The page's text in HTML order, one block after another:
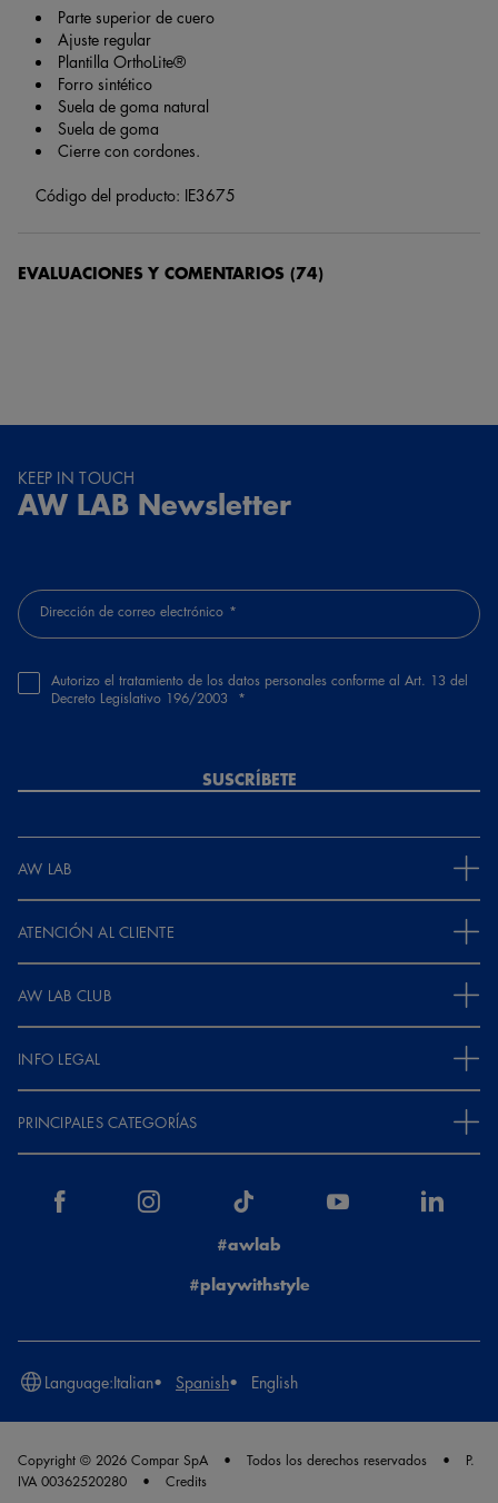
Parte superior de cuero
Ajuste regular
Plantilla OrthoLite®
Forro sintético
Suela de goma natural
Suela de goma
Cierre con cordones.
Código del producto: IE3675
EVALUACIONES Y COMENTARIOS (74)
Hace 6 meses y 8 días
Guest
Hace 6 meses y 8 días
Guest
El diseño es clásico y elegante, pensaba que al tener suela fina no
serían muy cómodos, pero, son geniales y los volvería a comprar
KEEP IN TOUCH
AW LAB Newsletter
Dirección de correo electrónico
Autorizo el tratamiento de los datos personales conforme al Art. 13 del
Decreto Legislativo 196/2003
SUSCRÍBETE
AW LAB
ATENCIÓN AL CLIENTE
AW LAB CLUB
INFO LEGAL
PRINCIPALES CATEGORÍAS
#awlab
#playwithstyle
Language:Italian Spanish English
Copyright © 2026 Compar SpA Todos los derechos reservados
P.
IVA 00362520280
Credits